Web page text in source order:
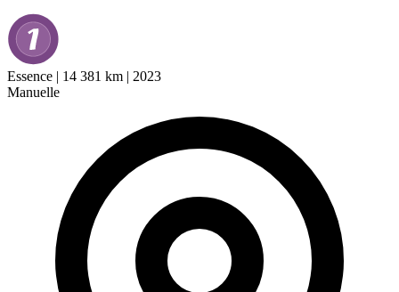
Essence | 14 381 km | 2023
Manuelle